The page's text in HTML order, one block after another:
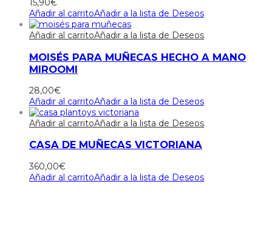
15,90€
Añadir al carritoAñadir a la lista de Deseos
Añadir al carritoAñadir a la lista de Deseos
MOISÉS PARA MUÑECAS HECHO A MANO
MIROOMI
28,00€
Añadir al carritoAñadir a la lista de Deseos
Añadir al carritoAñadir a la lista de Deseos
CASA DE MUÑECAS VICTORIANA
360,00€
Añadir al carritoAñadir a la lista de Deseos